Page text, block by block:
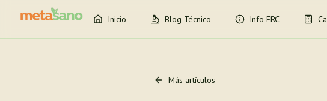
Inicio Blog Técnico Info ERC
Más artículos